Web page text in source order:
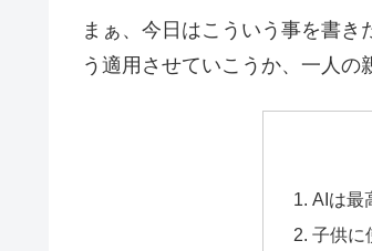
まぁ、今日はこういう事を書
う適用させていこうか、一人の
AIは最
子供に